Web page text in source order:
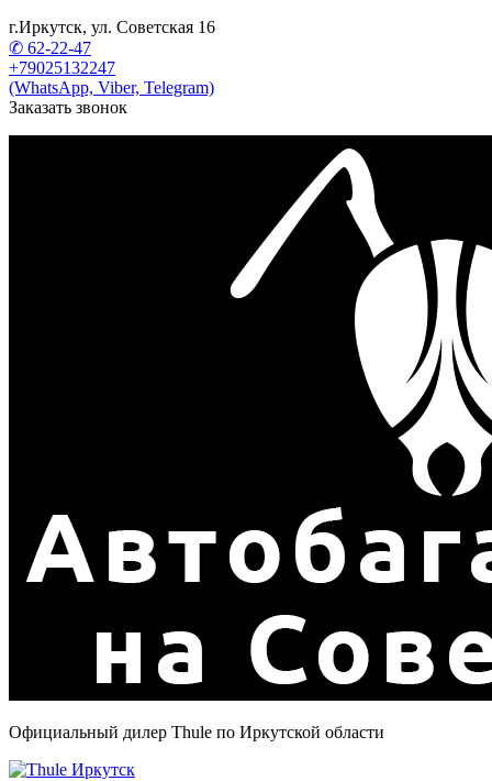
г.Иркутск, ул. Советская 16
✆ 62-22-47
+79025132247
(WhatsApp, Viber, Telegram)
Заказать звонок
Официальный дилер Thule по Иркутской области